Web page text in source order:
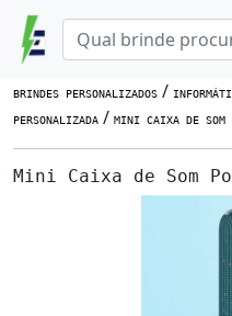
BRINDES PERSONALIZADOS /
PERSONALIZADA / MINI CAIXA DE SOM
Mini Caixa de Som